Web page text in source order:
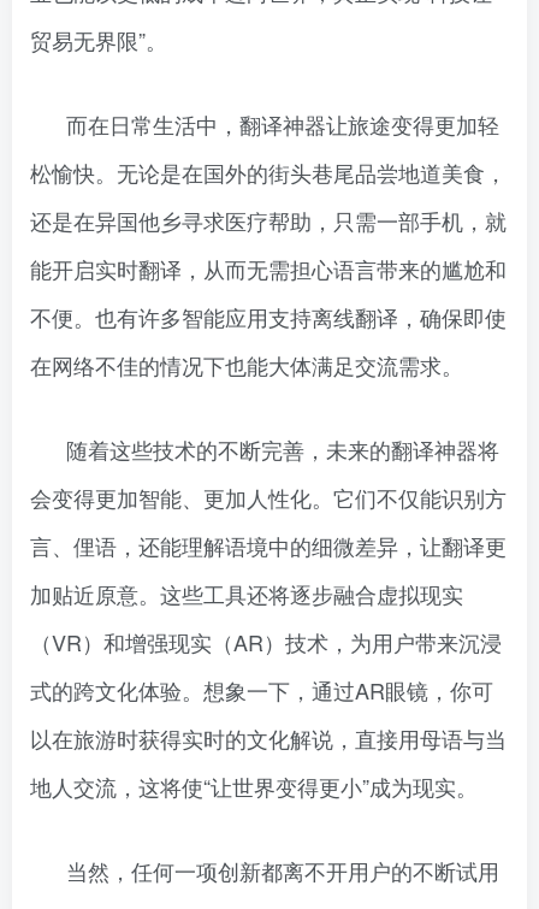
贸易无界限”。
而在日常生活中，翻译神器让旅途变得更加轻
松愉快。无论是在国外的街头巷尾品尝地道美食，
还是在异国他乡寻求医疗帮助，只需一部手机，就
能开启实时翻译，从而无需担心语言带来的尴尬和
不便。也有许多智能应用支持离线翻译，确保即使
在网络不佳的情况下也能大体满足交流需求。
随着这些技术的不断完善，未来的翻译神器将
会变得更加智能、更加人性化。它们不仅能识别方
言、俚语，还能理解语境中的细微差异，让翻译更
加贴近原意。这些工具还将逐步融合虚拟现实
（VR）和增强现实（AR）技术，为用户带来沉浸
式的跨文化体验。想象一下，通过AR眼镜，你可
以在旅游时获得实时的文化解说，直接用母语与当
地人交流，这将使“让世界变得更小”成为现实。
当然，任何一项创新都离不开用户的不断试用